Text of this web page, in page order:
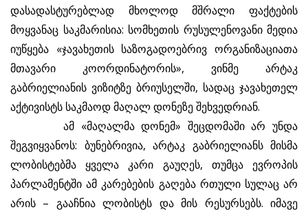
დასადასტურებლად მხოლოდ მშრალი ფაქტების
მოყვანაც საკმარისია: სომხეთის რუსულენოვანი მედია
იუწყება «ჯავახეთის საზოგადოებრივ ორგანიზაციათა
მთავარი კოორდინატორის», ვინმე არტაკ
გაბრიელიანის ვიზიტზე ბრიუსელში, სადაც ჯავახეთელ
აქტივისტს საკმაოდ მაღალ დონეზე შეხვედრიან.
ამ «მაღალმა დონემ» შეცდომაში არ უნდა
შეგვიყვანოს: ბუნებრივია, არტაკ გაბრიელიანს მისმა
ლობისტებმა ყველა კარი გაუღეს, თუმცა ევროპის
პარლამენტში ამ კარებების გაღება რთული სულაც არ
არის – გააჩნია ლობისტს და მის რესურსებს. იმავე